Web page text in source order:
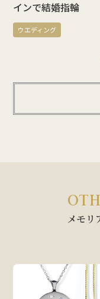
インで結婚指輪
ウエディング
メモリ